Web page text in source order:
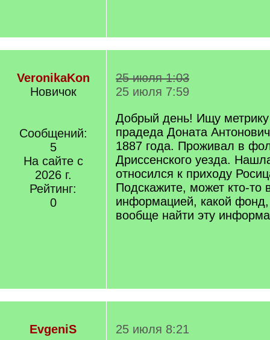
VeronikaKon
Новичок
Сообщений:
5
На сайте с
2026 г.
Рейтинг:
0
25 июля 1:03
25 июля 7:59
Добрый день! Ищу
прадеда Доната
1887 года. Проживал в
Дриссенского уезда.
относился к приходу
Подскажите, может кто-то
информацией, какой
вообще найти эту
EvgeniS 25 июля 8:21